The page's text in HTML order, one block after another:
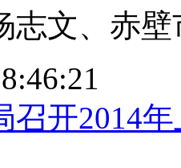
志文、赤壁
召开2014